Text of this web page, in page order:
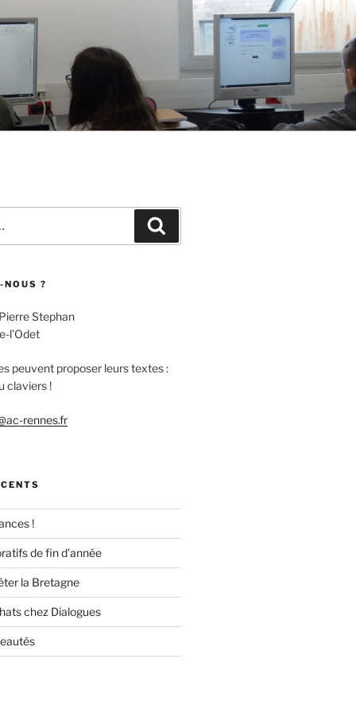
?
Stephan
l’Odet
peuvent proposer leurs textes :
claviers !
rennes.fr
!
de fin d’année
la Bretagne
chez Dialogues